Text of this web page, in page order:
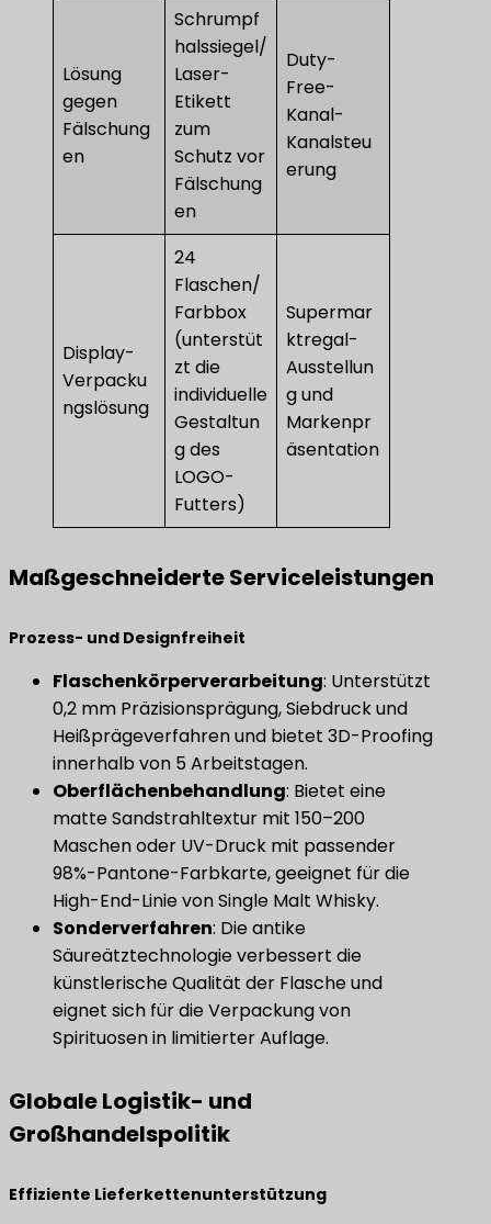
Lösung
gegen
Fälschung
en
Schrumpf
halssiegel/
Laser-
Etikett
zum
Schutz vor
Fälschung
en
Duty-
Free-
Kanal-
Kanalsteu
erung
Display-
Verpacku
ngslösung
24
Flaschen/
Farbbox
(unterstüt
zt die
individuelle
Gestaltun
g des
LOGO-
Futters)
Supermar
ktregal-
Ausstellun
g und
Markenpr
äsentation
​Maßgeschneiderte Serviceleistungen​
Prozess- und Designfreiheit
​Flaschenkörperverarbeitung​​: Unterstützt
0,2 mm Präzisionsprägung, Siebdruck und
Heißprägeverfahren und bietet 3D-Proofing
innerhalb von 5 Arbeitstagen.
Oberflächenbehandlung​: Bietet eine
matte Sandstrahltextur mit 150–200
Maschen oder UV-Druck mit passender
98%-Pantone-Farbkarte, geeignet für die
High-End-Linie von Single Malt Whisky.
​Sonderverfahren​​: Die antike
Säureätztechnologie verbessert die
künstlerische Qualität der Flasche und
eignet sich für die Verpackung von
Spirituosen in limitierter Auflage.
​Globale Logistik- und
Großhandelspolitik​
​Effiziente Lieferkettenunterstützung​